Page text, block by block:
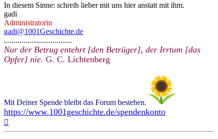
In diesem Sinne: schreib lieber mit uns hier anstatt mit ihm.
gadi
Administratorin
gadi@1001Geschichte.de
...................................
Nur der Betrug entehrt [den Betrüger], der Irrtum [das
Opfer] nie. G. C. Lichtenberg
Mit Deiner Spende bleibt das Forum bestehen.
https://www.1001geschichte.de/spendenkonto